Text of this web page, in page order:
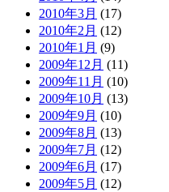
2010年3月 (17)
2010年2月 (12)
2010年1月 (9)
2009年12月 (11)
2009年11月 (10)
2009年10月 (13)
2009年9月 (10)
2009年8月 (13)
2009年7月 (12)
2009年6月 (17)
2009年5月 (12)